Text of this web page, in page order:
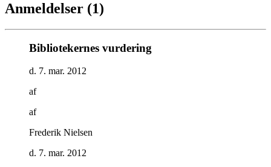
Anmeldelser (1)
Bibliotekernes vurdering
d. 7. mar. 2012
af
af
Frederik Nielsen
d. 7. mar. 2012